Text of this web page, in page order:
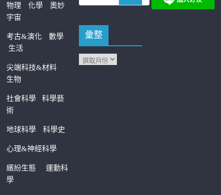
物理 化學
奧妙
宇宙
考古&演化
數學
生活
尖端科技&材料
生物
社會科學科學藝
術
地球科學 科學史
心理&神經科學
繽紛生態運動科
學
彙整